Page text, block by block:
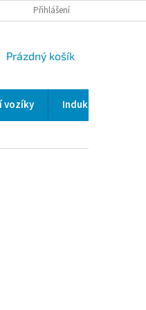
/ VALIDACE/ WELDSCANNER S3
Přihlášení
NÁKUPNÍ
Prázdný košík
vozíky Indukční a